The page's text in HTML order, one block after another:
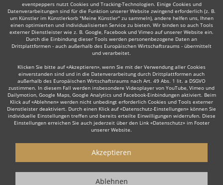
eventpeppers nutzt Cookies und Tracking-Technologien. Einige Cookies und
Datenverarbeitungen sind für die Funktion unserer Website zwingend erforderlich (z. B.
um Künstler im Künstlerkorb "Meine Künstler" zu sammeln), andere helfen uns, Ihnen
einen optimierten und individualisierten Service zu bieten. Wir binden so auch Tools
externer Dienstleister wie z. B. Google, Facebook und Vimeo auf unserer Website ein.
Durch die Einbindung dieser Tools werden personenbezogene Daten an
Drittplattformen - auch außerhalb des Europäischen Wirtschaftsraums - übermittelt
und verarbeitet.
Klicken Sie bitte auf «Akzeptieren», wenn Sie mit der Verwendung aller Cookies
einverstanden sind und in die Datenverarbeitung durch Drittplattformen auch
außerhalb des Europäischen Wirtschaftsraums nach Art. 49 Abs. 1 lit. a DSGVO
zustimmen. In diesem Fall werden insbesondere Videoplayer von YouTube, Vimeo und
Dailymotion, Google Maps, Google Analytics und Facebook-Einbindungen aktiviert. Beim
Klick auf «Ablehnen» werden nicht unbedingt erforderlich Cookies und Tools externer
Dienstleister deaktiviert. Durch einen Klick auf «Datenschutz-Einstellungen» können Sie
individuelle Einstellungen treffen und bereits erteilte Einwilligungen widerrufen. Diese
Einstellungen erreichen Sie auch jederzeit über den Link «Datenschutz» im Footer
unserer Website.
Akzeptieren
Ablehnen